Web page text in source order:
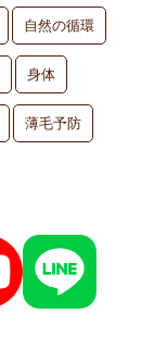
自然の循環
身体
薄毛予防